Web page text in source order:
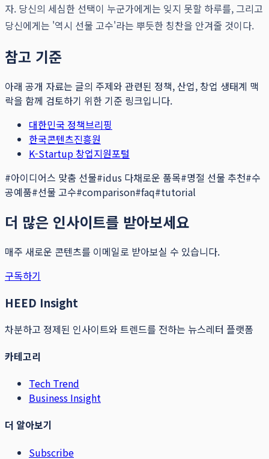
자. 당신의 세심한 선택이 누군가에게는 잊지 못할 하루를, 그리고
당신에게는 '역시 선물 고수'라는 뿌듯한 칭찬을 안겨줄 것이다.
참고 기준
아래 공개 자료는 글의 주제와 관련된 정책, 산업, 창업 생태계 맥
락을 함께 검토하기 위한 기준 링크입니다.
대한민국 정책브리핑
한국콘텐츠진흥원
K-Startup 창업지원포털
#아이디어스 맞춤 선물#idus 다채로운 품목#명절 선물 추천#수
공예품#선물 고수#comparison#faq#tutorial
더 많은 인사이트를 받아보세요
매주 새로운 콘텐츠를 이메일로 받아보실 수 있습니다.
구독하기
HEED Insight
차분하고 정제된 인사이트와 트렌드를 전하는 뉴스레터 플랫폼
카테고리
Tech Trend
Business Insight
더 알아보기
Subscribe